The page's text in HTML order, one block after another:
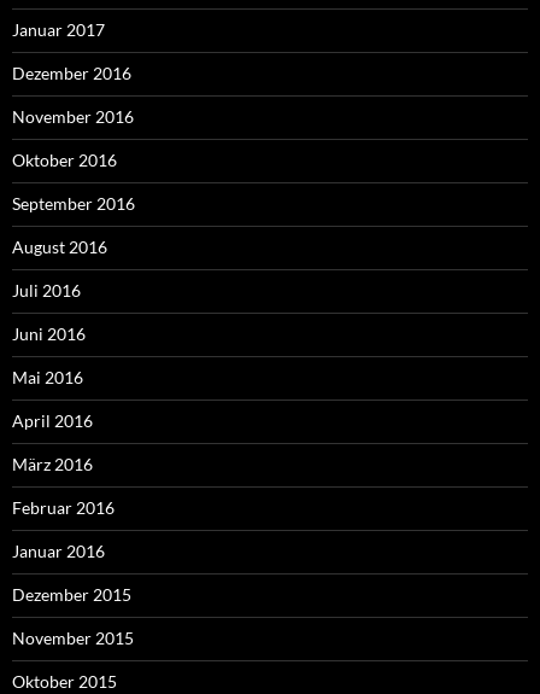
Januar 2017
Dezember 2016
November 2016
Oktober 2016
September 2016
August 2016
Juli 2016
Juni 2016
Mai 2016
April 2016
März 2016
Februar 2016
Januar 2016
Dezember 2015
November 2015
Oktober 2015